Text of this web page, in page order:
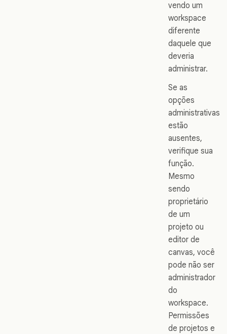
vendo um
workspace
diferente
daquele que
deveria
administrar.
Se as
opções
administrativas
estão
ausentes,
verifique sua
função.
Mesmo
sendo
proprietário
de um
projeto ou
editor de
canvas, você
pode não ser
administrador
do
workspace.
Permissões
de projetos e